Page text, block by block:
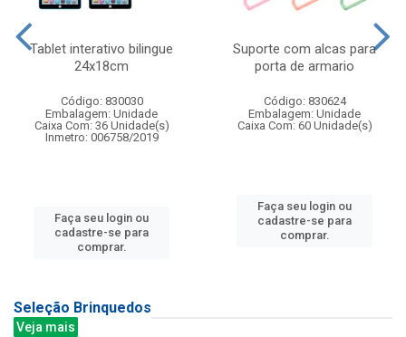
Tablet interativo bilingue
24x18cm
Código: 830030
Embalagem: Unidade
Caixa Com: 36 Unidade(s)
Inmetro: 006758/2019
Faça seu login ou
cadastre-se para
comprar.
Suporte com alcas para
porta de armario
Código: 830624
Embalagem: Unidade
Caixa Com: 60 Unidade(s)
Faça seu login ou
cadastre-se para
comprar.
Seleção Brinquedos
Veja mais